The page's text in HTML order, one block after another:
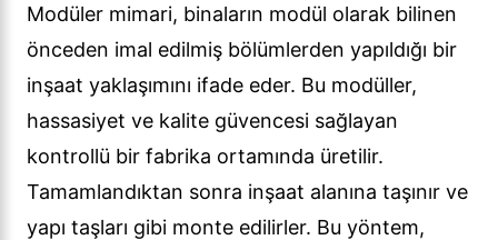
Modüler mimari, binaların modül olarak bilinen
önceden imal edilmiş bölümlerden yapıldığı bir
inşaat yaklaşımını ifade eder. Bu modüller,
hassasiyet ve kalite güvencesi sağlayan
kontrollü bir fabrika ortamında üretilir.
Tamamlandıktan sonra inşaat alanına taşınır ve
yapı taşları gibi monte edilirler. Bu yöntem,